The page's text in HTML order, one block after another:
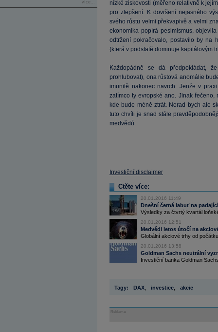
více...
nízké ziskovosti (měřeno relativně k
pro zlepšení. K dovršení nejasného
svého růstu velmi překvapivě a velmi
ekonomika popírá pesimismus,
odtržení pokračovalo, postavilo by na
(která v podstatě dominuje kapitálovým
Každopádně se dá předpokládat,
prohlubovat), ona růstová anomálie
imunitě nakonec navrch. Jenže v
zatímco ty evropské ano. Jinak
kde bude méně ztrát. Nerad bych ale
tuto chvíli je snad stále
medvědů.
Investiční disclaimer
Čtěte více:
20.01.2016 11:49
Dnešní černá labuť na
Výsledky za čtvrtý kvartál
20.01.2016 12:51
Medvědi letos útočí na
Globální akciové trhy od
20.01.2016 13:58
Goldman Sachs neutrální
Investiční banka Goldman
Tagy: DAX investice akcie
Reklama